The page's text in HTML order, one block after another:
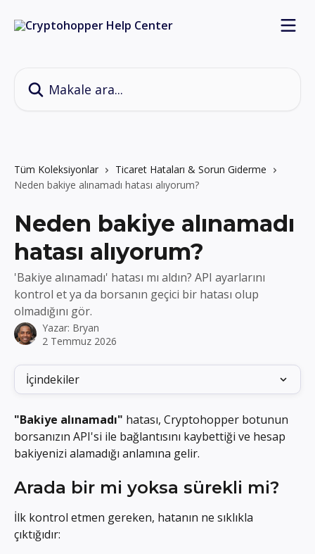
Tüm Koleksiyonlar
Ticaret Hataları & Sorun Giderme
Neden bakiye alınamadı hatası alıyorum?
Neden bakiye alınamadı
hatası alıyorum?
'Bakiye alınamadı' hatası mı aldın? API ayarlarını
kontrol et ya da borsanın geçici bir hatası olup
olmadığını gör.
Yazar: Bryan
2 Temmuz 2026
İçindekiler
"Bakiye alınamadı" hatası, Cryptohopper botunun
borsanızın API'si ile bağlantısını kaybettiği ve hesap
bakiyenizi alamadığı anlamına gelir.
Arada bir mi yoksa sürekli mi?
İlk kontrol etmen gereken, hatanın ne sıklıkla
çıktığıdır: